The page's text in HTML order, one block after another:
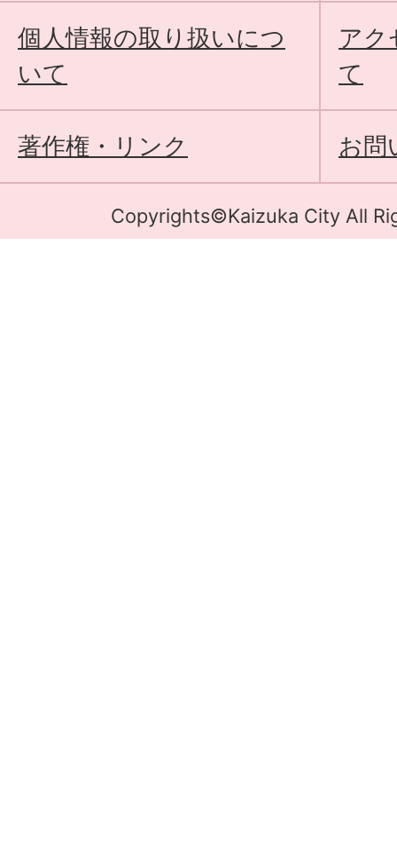
個人情報の取り扱いにつ
いて
アク
て
著作権・リンク お問
Copyrights©Kaizuka City All